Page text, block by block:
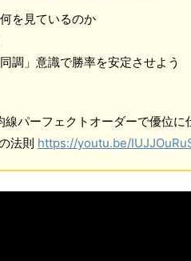
を見ているのか
調」意識で勝率を安定させよう
線パーフェクトオーダーで優位に
法則 https://youtu.be/